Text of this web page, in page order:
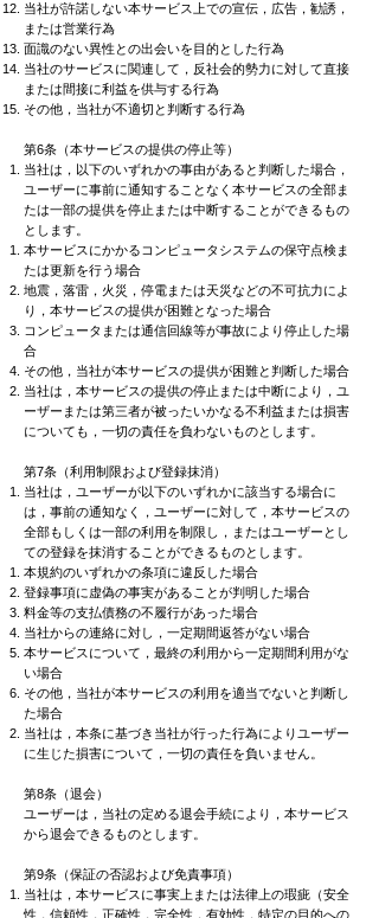
当社が許諾しない本サービス上での宣伝，広告，勧誘，
または営業行為
面識のない異性との出会いを目的とした行為
当社のサービスに関連して，反社会的勢力に対して直接
または間接に利益を供与する行為
その他，当社が不適切と判断する行為
第6条（本サービスの提供の停止等）
当社は，以下のいずれかの事由があると判断した場合，
ユーザーに事前に通知することなく本サービスの全部ま
たは一部の提供を停止または中断することができるもの
とします。
本サービスにかかるコンピュータシステムの保守点検ま
たは更新を行う場合
地震，落雷，火災，停電または天災などの不可抗力によ
り，本サービスの提供が困難となった場合
コンピュータまたは通信回線等が事故により停止した場
合
その他，当社が本サービスの提供が困難と判断した場合
当社は，本サービスの提供の停止または中断により，ユ
ーザーまたは第三者が被ったいかなる不利益または損害
についても，一切の責任を負わないものとします。
第7条（利用制限および登録抹消）
当社は，ユーザーが以下のいずれかに該当する場合に
は，事前の通知なく，ユーザーに対して，本サービスの
全部もしくは一部の利用を制限し，またはユーザーとし
ての登録を抹消することができるものとします。
本規約のいずれかの条項に違反した場合
登録事項に虚偽の事実があることが判明した場合
料金等の支払債務の不履行があった場合
当社からの連絡に対し，一定期間返答がない場合
本サービスについて，最終の利用から一定期間利用がな
い場合
その他，当社が本サービスの利用を適当でないと判断し
た場合
当社は，本条に基づき当社が行った行為によりユーザー
に生じた損害について，一切の責任を負いません。
第8条（退会）
ユーザーは，当社の定める退会手続により，本サービス
から退会できるものとします。
第9条（保証の否認および免責事項）
当社は，本サービスに事実上または法律上の瑕疵（安全
性，信頼性，正確性，完全性，有効性，特定の目的への